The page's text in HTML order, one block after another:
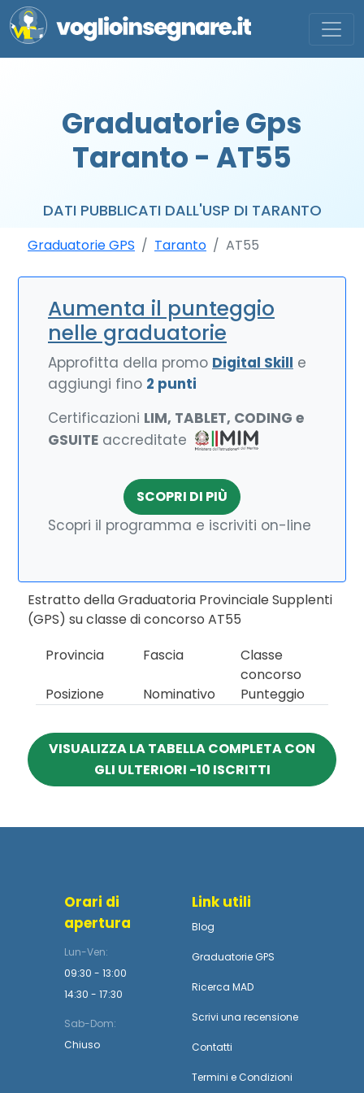
Graduatorie Gps
Taranto - AT55
DATI PUBBLICATI DALL'USP DI TARANTO
Graduatorie GPS Taranto AT55
Aumenta il punteggio
nelle graduatorie
Approfitta della promo Digital Skill e
aggiungi fino 2 punti
Certificazioni LIM, TABLET, CODING e
GSUITE accreditate
SCOPRI DI PIÙ
Scopri il programma e iscriviti on-line
Estratto della Graduatoria Provinciale Supplenti
(GPS) su classe di concorso AT55
Provincia
Fascia
Classe
concorso
Posizione
Nominativo Punteggio
VISUALIZZA LA TABELLA COMPLETA CON
GLI ULTERIORI -10 ISCRITTI
Orari di
apertura
Lun-Ven:
09:30 - 13:00
14:30 - 17:30
Sab-Dom:
Chiuso
Link utili
Blog
Graduatorie GPS
Ricerca MAD
Scrivi una recensione
Contatti
Termini e Condizioni